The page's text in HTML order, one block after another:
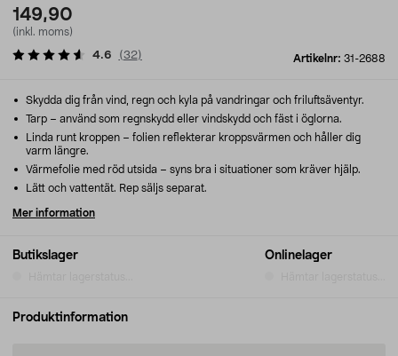
149,90
(inkl. moms)
Artikelnr: 31-2688
4.6 (32)
Butikslager Onlinelager
Skydda dig från vind, regn och kyla på vandringar och friluftsäventyr.
Tarp – använd som regnskydd eller vindskydd och fäst i öglorna.
Linda runt kroppen – folien reflekterar kroppsvärmen och håller dig
varm längre.
Värmefolie med röd utsida – syns bra i situationer som kräver hjälp.
Lätt och vattentät. Rep säljs separat.
Mer information
Produktinformation